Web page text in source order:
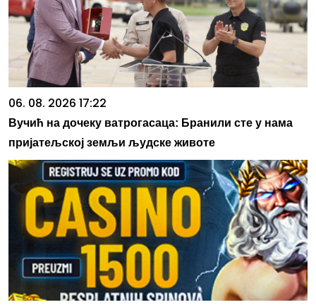
06. 08. 2026 17:22
Вучић на дочеку ватрогасаца: Бранили сте у нама
пријатељској земљи људске животе